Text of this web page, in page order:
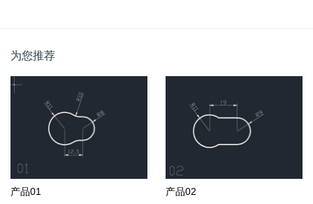
为您推荐
产品01 产品02